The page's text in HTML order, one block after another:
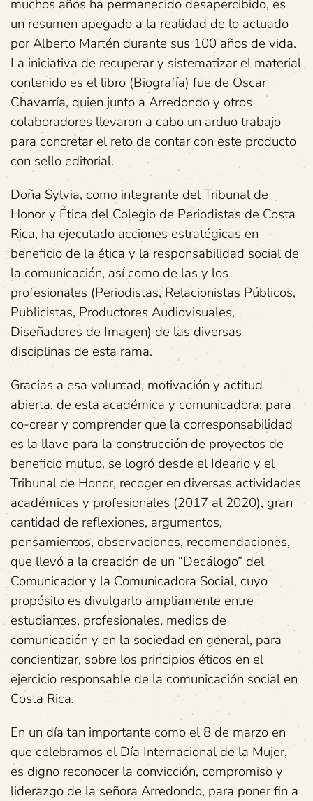
muchos años ha permanecido desapercibido, es
un resumen apegado a la realidad de lo actuado
por Alberto Martén durante sus 100 años de vida.
La iniciativa de recuperar y sistematizar el material
contenido es el libro (Biografía) fue de Oscar
Chavarría, quien junto a Arredondo y otros
colaboradores llevaron a cabo un arduo trabajo
para concretar el reto de contar con este producto
con sello editorial.
Doña Sylvia, como integrante del Tribunal de
Honor y Ética del Colegio de Periodistas de Costa
Rica, ha ejecutado acciones estratégicas en
beneficio de la ética y la responsabilidad social de
la comunicación, así como de las y los
profesionales (Periodistas, Relacionistas Públicos,
Publicistas, Productores Audiovisuales,
Diseñadores de Imagen) de las diversas
disciplinas de esta rama.
Gracias a esa voluntad, motivación y actitud
abierta, de esta académica y comunicadora; para
co-crear y comprender que la corresponsabilidad
es la llave para la construcción de proyectos de
beneficio mutuo, se logró desde el Ideario y el
Tribunal de Honor, recoger en diversas actividades
académicas y profesionales (2017 al 2020), gran
cantidad de reflexiones, argumentos,
pensamientos, observaciones, recomendaciones,
que llevó a la creación de un “Decálogo” del
Comunicador y la Comunicadora Social, cuyo
propósito es divulgarlo ampliamente entre
estudiantes, profesionales, medios de
comunicación y en la sociedad en general, para
concientizar, sobre los principios éticos en el
ejercicio responsable de la comunicación social en
Costa Rica.
En un día tan importante como el 8 de marzo en
que celebramos el Día Internacional de la Mujer,
es digno reconocer la convicción, compromiso y
liderazgo de la señora Arredondo, para poner fin a